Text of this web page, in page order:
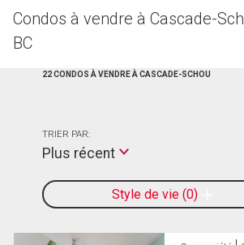
Condos à vendre à Cascade-
BC
22 CONDOS À VENDRE À CASCADE-SCHOU
Style de vie 0
TRIER PAR:
Plus récent